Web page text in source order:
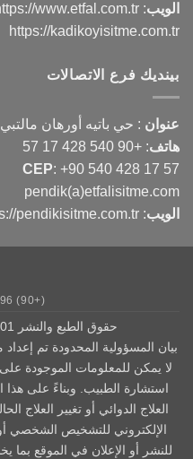
الويب:
www.etfal.com.tr
https://kadikoyisitme.com.tr
بينديك فرع الاتصالات
عنوان : حي باتيه أورهان مالتبي
هاتف:
+90 540 428 17 57
CEP: +90 540 428 17 57
pendik(a)etfalisitme.com
الويب:
pendikisitme.com.tr
(+90) 212296 17 57
حقوق الطبع والنشر 2001 - 2026 ©
بيان المسؤولية المحدودة تم إعداد
لا يمكن للمعلومات الموجودة
استشارة الطبيب. وبناءً على هذا
العلاج الدوائي أو تغيير العلاج
الإلكتروني للتشخيص الشخصي أو
للنشر أو الإعلان في الموقع بما